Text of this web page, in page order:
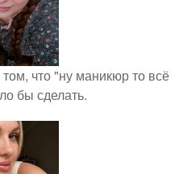
что "ну маникюр то всё
бы сделать.